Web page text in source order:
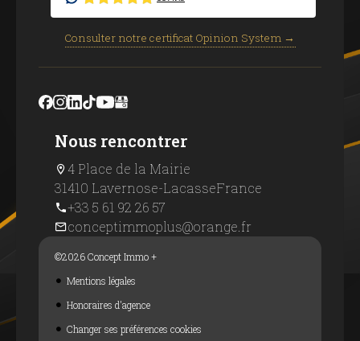
Consulter notre certificat Opinion System →
Nous rencontrer
4 Place de la Mairie
31410 Lavernose-LacasseFrance
+33 5 61 92 26 57
conceptimmoplus@orange.fr
©2026 Concept Immo +
Mentions légales
Honoraires d'agence
Changer ses préférences cookies